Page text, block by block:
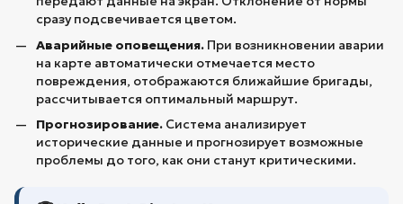
сразу подсвечивается цветом.
Аварийные оповещения. При возникновении аварии
на карте автоматически отмечается место
повреждения, отображаются ближайшие бригады,
рассчитывается оптимальный маршрут.
Прогнозирование. Система анализирует
исторические данные и прогнозирует возможные
проблемы до того, как они станут критическими.